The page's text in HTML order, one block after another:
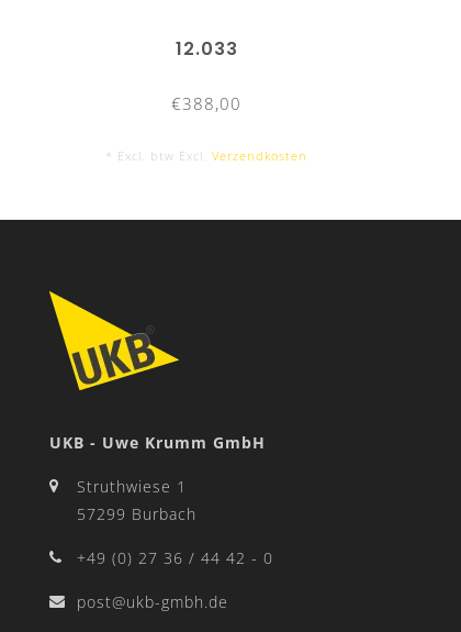
12.033
€388,00
* Excl. btw Excl.Verzendkosten
UKB - Uwe Krumm GmbH
Struthwiese 1
57299 Burbach
+49 (0) 27 36 / 44 42 - 0
post@ukb-gmbh.de